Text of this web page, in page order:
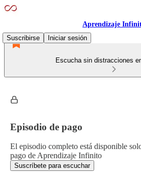
Aprendizaje
Suscribirse
Iniciar sesión
Escucha sin distracciones
Episodio de pago
El episodio completo está disponible
pago de Aprendizaje Infinito
Suscríbete para escuchar